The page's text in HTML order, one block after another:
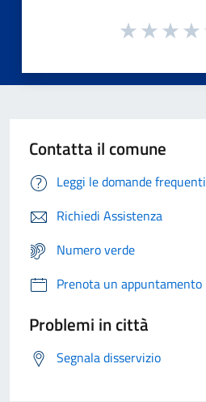
Contatta il comune
Leggi le domande frequenti
Richiedi Assistenza
Numero verde
Prenota un appuntamento
Problemi in città
Segnala disservizio